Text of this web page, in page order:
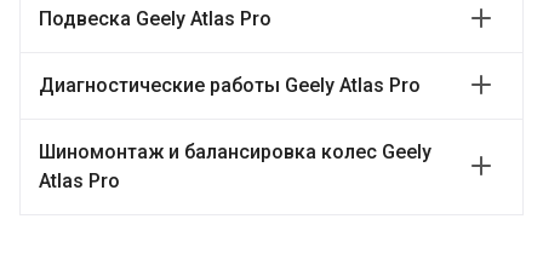
Подвеска Geely Atlas Pro
Диагностические работы Geely Atlas Pro
Шиномонтаж и балансировка колес Geely
Atlas Pro